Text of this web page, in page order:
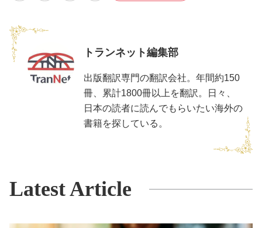
トランネット編集部
出版翻訳専門の翻訳会社。年間約150
冊、累計1800冊以上を翻訳。日々、
日本の読者に読んでもらいたい海外の
書籍を探している。
Latest Article